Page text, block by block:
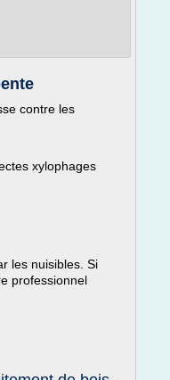
contre les
xylophages
les nuisibles. Si
professionnel